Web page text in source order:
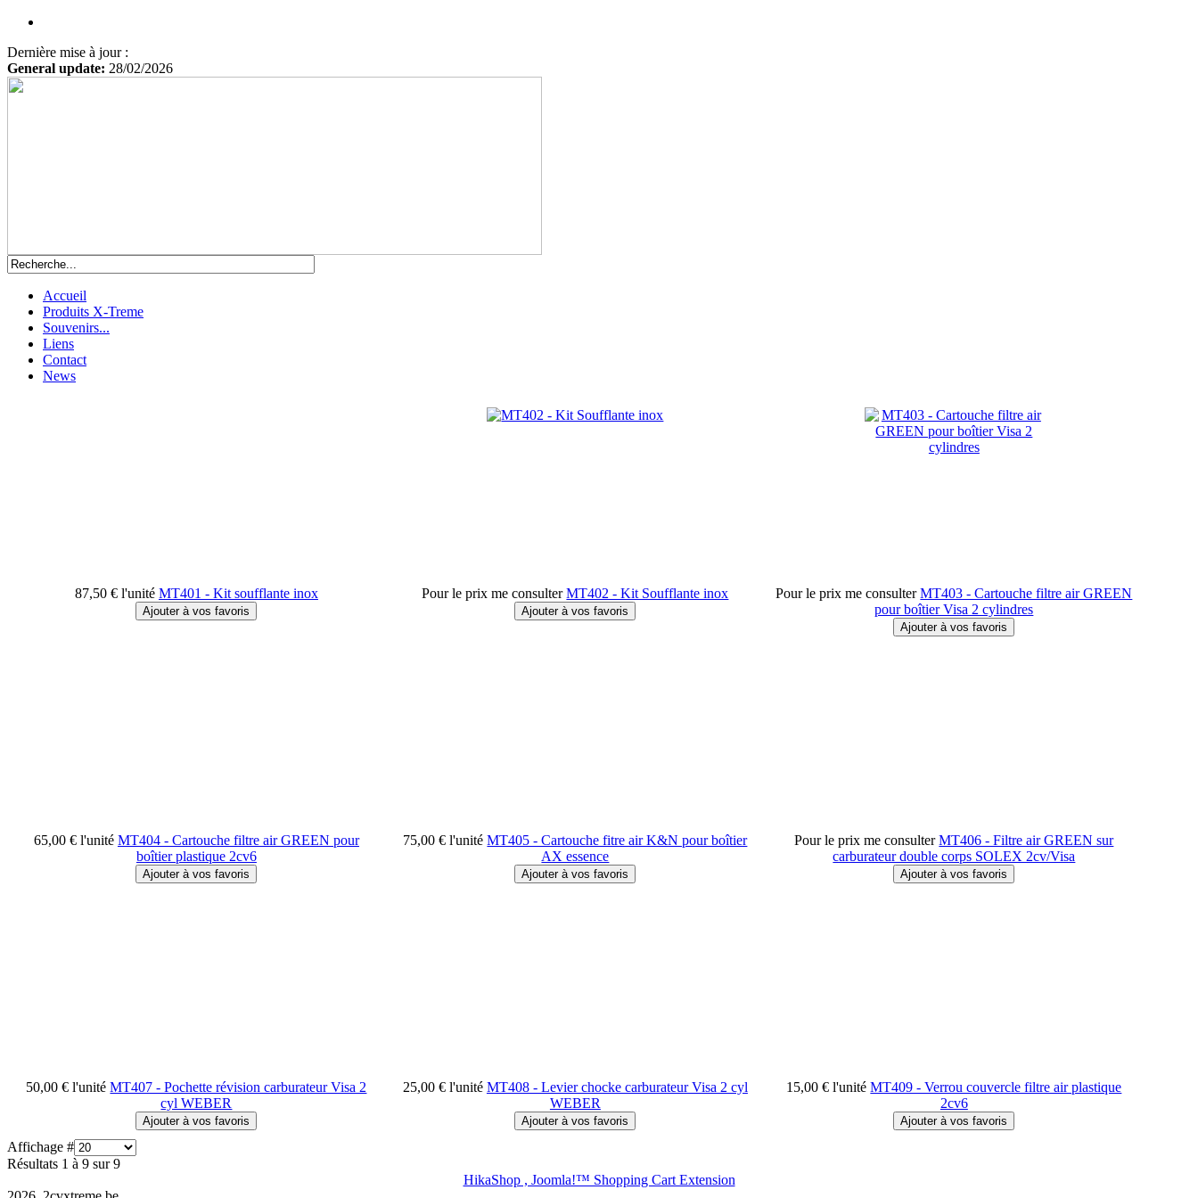
Dernière mise à jour :
General update: 28/02/2026
Accueil
Produits X-Treme
Souvenirs...
Liens
Contact
News
87,50 € l'unité MT401 - Kit soufflante inox Pour le prix me consulter MT402 - Kit Soufflante inox Pour le prix me consulter MT403 - Cartouche filtre air GREEN
pour boîtier Visa 2 cylindres
65,00 € l'unité MT404 - Cartouche filtre air GREEN pour
boîtier plastique 2cv6
75,00 € l'unité MT405 - Cartouche fitre air K&N pour boîtier
AX essence
Pour le prix me consulter MT406 - Filtre air GREEN sur
carburateur double corps SOLEX 2cv/Visa
50,00 € l'unité MT407 - Pochette révision carburateur Visa 2
cyl WEBER
25,00 € l'unité MT408 - Levier chocke carburateur Visa 2 cyl
WEBER
15,00 € l'unité MT409 - Verrou couvercle filtre air plastique
2cv6
Affichage #
Résultats 1 à 9 sur 9
HikaShop , Joomla!™ Shopping Cart Extension